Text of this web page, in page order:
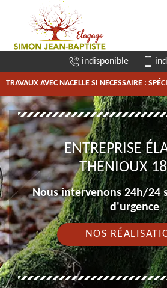
indisponible
TRAVAUX AVEC NACELLE SI NECESSAIRE :
ENTREPRISE
THENIOUX
Nous intervenons 24h/24
d'urgence
NOS